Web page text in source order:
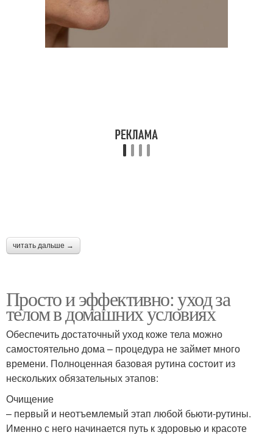
читать дальше →
Просто и эффективно: уход за
телом в домашних условиях
Обеспечить достаточный уход коже тела можно
самостоятельно дома – процедура не займет много
времени. Полноценная базовая рутина состоит из
нескольких обязательных этапов:
Очищение
– первый и неотъемлемый этап любой бьюти-рутины.
Именно с него начинается путь к здоровью и красоте